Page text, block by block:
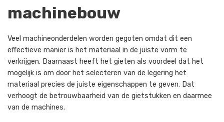
machinebouw
Veel machineonderdelen worden gegoten omdat dit een
effectieve manier is het materiaal in de juiste vorm te
verkrijgen. Daarnaast heeft het gieten als voordeel dat het
mogelijk is om door het selecteren van de legering het
materiaal precies de juiste eigenschappen te geven. Dat
verhoogt de betrouwbaarheid van de gietstukken en daarmee
van de machines.